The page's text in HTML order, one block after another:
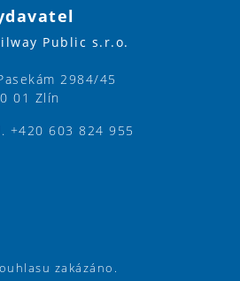
Public s.r.o.
2984/45
01 Zlín
+420 603 824 955
zakázáno.